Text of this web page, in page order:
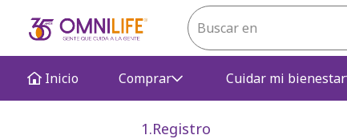
Inicio Comprar Cuidar mi bienestar
1.Registro